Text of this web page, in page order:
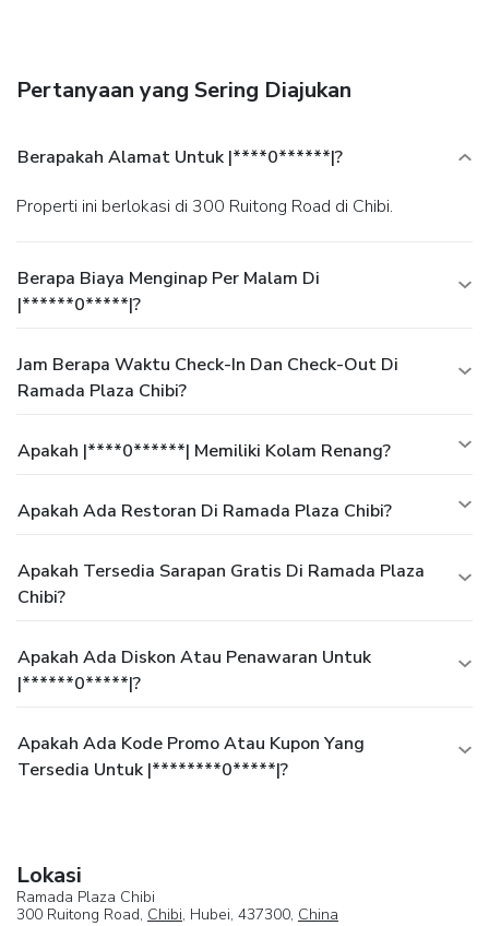
Pertanyaan yang Sering Diajukan
Berapakah Alamat Untuk |****0******|?
Properti ini berlokasi di 300 Ruitong Road di Chibi.
Berapa Biaya Menginap Per Malam Di
|******0*****|?
Jam Berapa Waktu Check-In Dan Check-Out Di
Ramada Plaza Chibi?
Apakah |****0******| Memiliki Kolam Renang?
Apakah Ada Restoran Di Ramada Plaza Chibi?
Apakah Tersedia Sarapan Gratis Di Ramada Plaza
Chibi?
Apakah Ada Diskon Atau Penawaran Untuk
|******0*****|?
Apakah Ada Kode Promo Atau Kupon Yang
Tersedia Untuk |********0*****|?
Lokasi
Ramada Plaza Chibi
300 Ruitong Road, Chibi, Hubei, 437300, China